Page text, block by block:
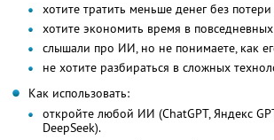
хотите тратить меньше денег без
хотите экономить время в
слышали про ИИ, но не понимаете, как
не хотите разбираться в сложных
Как использовать:
откройте любой ИИ (ChatGPT, Яндекс
DeepSeek).